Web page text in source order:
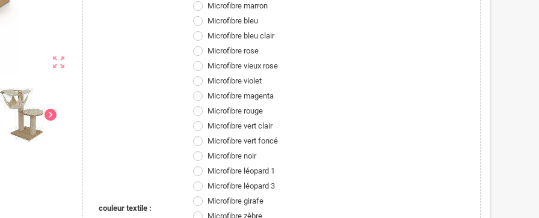
zoom_out_map
chevron_right
couleur textile :
Microfibre marron
Microfibre bleu
Microfibre bleu clair
Microfibre rose
Microfibre vieux rose
Microfibre violet
Microfibre magenta
Microfibre rouge
Microfibre vert clair
Microfibre vert foncé
Microfibre noir
Microfibre léopard 1
Microfibre léopard 3
Microfibre girafe
Microfibre zèbre